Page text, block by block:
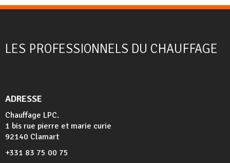
LES PROFESSIONNELS DU CHAUFFAGE
ADRESSE
Chauffage LPC.
1 bis rue pierre et marie curie
92140 Clamart
+331 83 75 00 75